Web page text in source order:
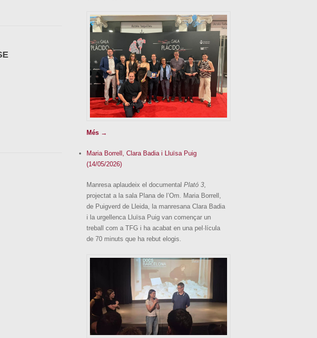
Més →
Maria Borrell, Clara Badia i Lluïsa Puig
(14/05/2026)
Manresa aplaudeix el documental Plató 3,
projectat a la sala Plana de l’Om. Maria Borrell,
de Puigverd de Lleida, la manresana Clara Badia
i la urgellenca Lluïsa Puig van començar un
treball com a TFG i ha acabat en una pel·lícula
de 70 minuts que ha rebut elogis.